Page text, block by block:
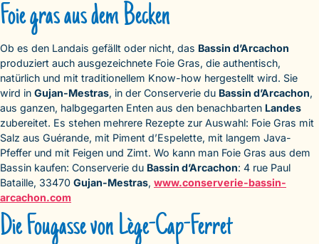
Foie gras aus dem Becken
Ob es den Landais gefällt oder nicht, das Bassin d’Arcachon
produziert auch ausgezeichnete Foie Gras, die authentisch,
natürlich und mit traditionellem Know-how hergestellt wird. Sie
wird in Gujan-Mestras, in der Conserverie du Bassin d’Arcachon,
aus ganzen, halbgegarten Enten aus den benachbarten Landes
zubereitet. Es stehen mehrere Rezepte zur Auswahl: Foie Gras mit
Salz aus Guérande, mit Piment d’Espelette, mit langem Java-
Pfeffer und mit Feigen und Zimt. Wo kann man Foie Gras aus dem
Bassin kaufen: Conserverie du Bassin d’Arcachon: 4 rue Paul
Bataille, 33470 Gujan-Mestras, www.conserverie-bassin-
arcachon.com
Die Fougasse von Lège-Cap-Ferret